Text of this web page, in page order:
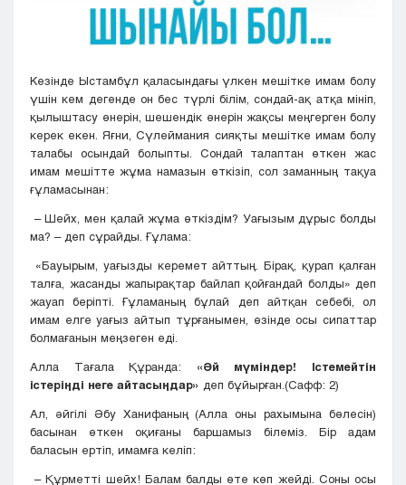
Кезінде Ыстамбұл қаласындағы үлкен мешітке имам болу
үшін кем дегенде он бес түрлі білім, сондай-ақ атқа мініп,
қылыштасу өнерін, шешендік өнерін жақсы меңгерген болу
керек екен. Яғни, Сүлеймания сияқты мешітке имам болу
талабы осындай болыпты. Сондай талаптан өткен жас
имам мешітте жұма намазын өткізіп, сол заманның тақуа
ғұламасынан:
– Шейх, мен қалай жұма өткіздім? Уағызым дұрыс болды
ма? – деп сұрайды. Ғұлама:
«Бауырым, уағызды керемет айттың. Бірақ, қурап қалған
талға, жасанды жапырақтар байлап қойғандай болды» деп
жауап беріпті. Ғұламаның бұлай деп айтқан себебі, ол
имам елге уағыз айтып тұрғанымен, өзінде осы сипаттар
болмағанын меңзеген еді.
Алла Тағала Құранда: «Әй мүміндер! Істемейтін
істеріңді неге айтасыңдар» деп бұйырған.(Сафф: 2)
Ал, әйгілі Әбу Ханифаның (Алла оны рахымына бөлесін)
басынан өткен оқиғаны баршамыз білеміз. Бір адам
баласын ертіп, имамға келіп:
– Құрметті шейх! Балам балды өте көп жейді. Соны осы